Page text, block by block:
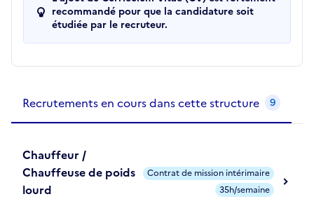
recommandé pour que la candidature soit
étudiée par le recruteur.
Recrutements en cours dans cette structure 9
Chauffeur /
Chauffeuse de poids
lourd
Contrat de mission intérimaire
35h/semaine